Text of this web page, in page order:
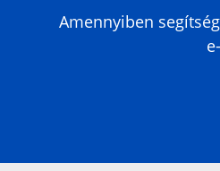
Amennyiben